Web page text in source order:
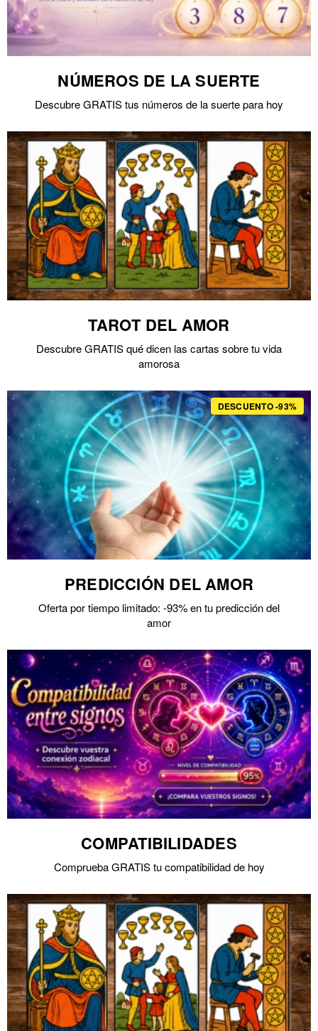
NÚMEROS DE LA SUERTE
Descubre GRATIS tus números de la suerte para hoy
TAROT DEL AMOR
Descubre GRATIS qué dicen las cartas sobre tu vida
amorosa
DESCUENTO -93%
PREDICCIÓN DEL AMOR
Oferta por tiempo limitado: -93% en tu predicción del
amor
COMPATIBILIDADES
Comprueba GRATIS tu compatibilidad de hoy